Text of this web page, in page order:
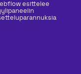
esittelee